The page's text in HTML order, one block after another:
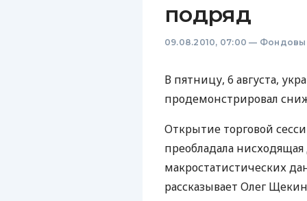
подряд
09.08.2010, 07:00 —
В пятницу, 6 августа,
продемонстрировал
Открытие торговой
преобладала
макростатистических
рассказывает Олег